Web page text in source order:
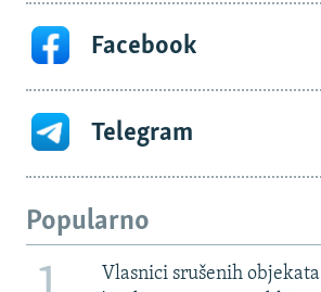
Facebook
Telegram
Popularno
Vlasnici srušenih